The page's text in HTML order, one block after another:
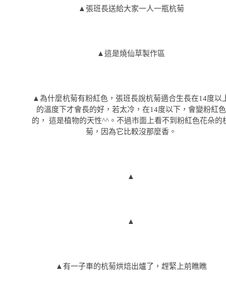
▲張班長送給大家一人一瓶杭菊
▲這是燒仙草製作區
▲為什麼杭菊有粉紅色，張班長說杭菊適合生長在14度以
的溫度下才會長的好，若太冷，在14度以下，會變粉紅色
的， 這是植物的天性^^。不過市面上看不到粉紅色花朵的
菊，因為它比較沒那麼香。
▲
▲
▲有一子車的杭菊烘焙出爐了，趕緊上前瞧瞧